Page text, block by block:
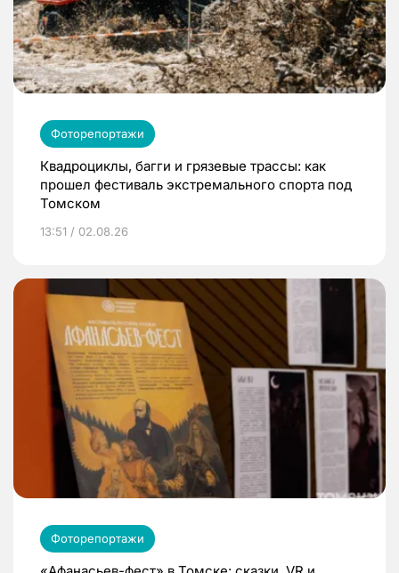
Фоторепортажи
Квадроциклы, багги и грязевые трассы: как
прошел фестиваль экстремального спорта под
Томском
13:51 / 02.08.26
Фоторепортажи